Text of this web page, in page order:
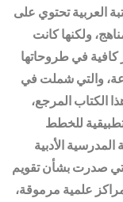
العربية تحتوي على
ولكنها كانت
كافية في طروحاتها
والتي شملت في
الكتاب المرجع،
للخطط
الأدبية
صدرت بشأن تقويم
علمية مرموقة،